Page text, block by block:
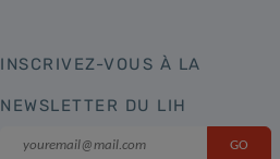
INSCRIVEZ-VOUS À LA
NEWSLETTER DU LIH